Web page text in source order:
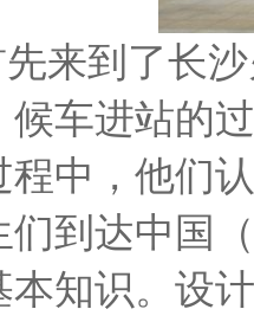
来到了长
候车进站的
程中，他们
们到达中国
本知识。设